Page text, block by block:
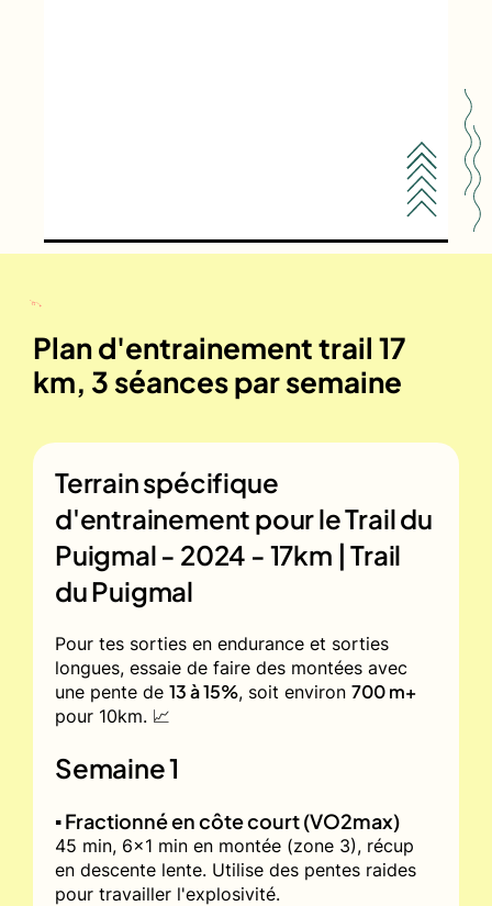
Plan d'entrainement trail 17
km, 3 séances par semaine
Terrain spécifique
d'entrainement pour leTrail du
Puigmal - 2024 - 17km | Trail
du Puigmal
Pour tes sorties en endurance et sorties
longues, essaie de faire des montées avec
une pente de 13 à 15%, soit environ 700 m+
pour 10km. 📈
Semaine 1
▪️ Fractionné en côte court (VO2max)
45 min, 6x1 min en montée (zone 3), récup
en descente lente. Utilise des pentes raides
pour travailler l'explosivité.